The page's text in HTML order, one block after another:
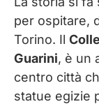
per ospitare,
Torino. Il
Guarini, è un
centro città
statue egizie